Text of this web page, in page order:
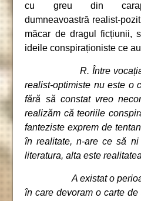
cu greu din
dumneavoastră realist-
măcar de dragul ficțiunii,
ideile conspiraționiste ce
R. Între
realist-optimiste nu este o
fără să constat vreo
realizăm că teoriile
fanteziste exprem de
în realitate, n-are ce să
literatura, alta este
A existat o perioadă
în care devoram o carte